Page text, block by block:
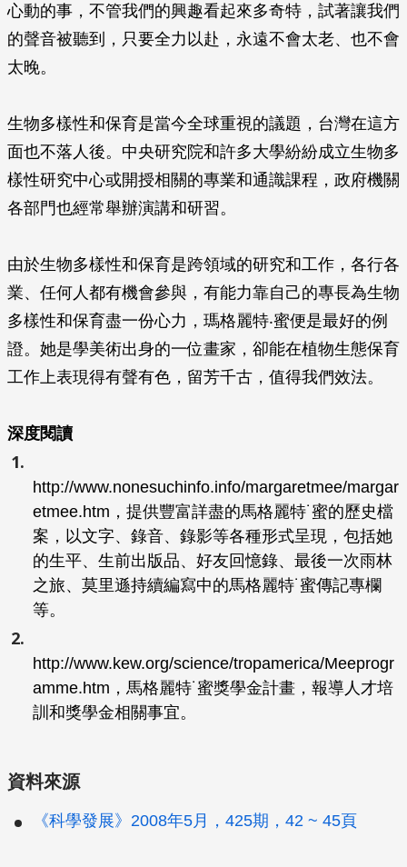
心動的事，不管我們的興趣看起來多奇特，試著讓我們
的聲音被聽到，只要全力以赴，永遠不會太老、也不會
太晚。
生物多樣性和保育是當今全球重視的議題，台灣在這方
面也不落人後。中央研究院和許多大學紛紛成立生物多
樣性研究中心或開授相關的專業和通識課程，政府機關
各部門也經常舉辦演講和研習。
由於生物多樣性和保育是跨領域的研究和工作，各行各
業、任何人都有機會參與，有能力靠自己的專長為生物
多樣性和保育盡一份心力，瑪格麗特‧蜜便是最好的例
證。她是學美術出身的一位畫家，卻能在植物生態保育
工作上表現得有聲有色，留芳千古，值得我們效法。
深度閱讀
http://www.nonesuchinfo.info/margaretmee/margar
etmee.htm，提供豐富詳盡的馬格麗特˙蜜的歷史檔
案，以文字、錄音、錄影等各種形式呈現，包括她
的生平、生前出版品、好友回憶錄、最後一次雨林
之旅、莫里遜持續編寫中的馬格麗特˙蜜傳記專欄
等。
http://www.kew.org/science/tropamerica/Meeprogr
amme.htm，馬格麗特˙蜜獎學金計畫，報導人才培
訓和獎學金相關事宜。
資料來源
《科學發展》2008年5月，425期，42 ~ 45頁